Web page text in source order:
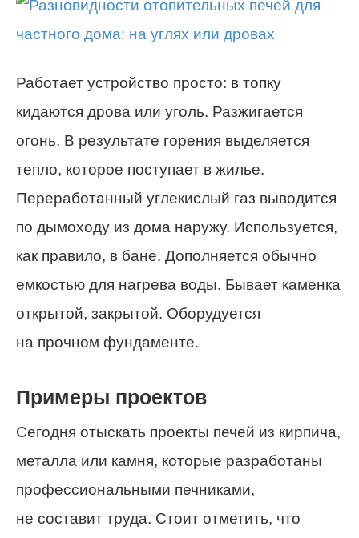
Работает устройство просто: в топку
кидаются дрова или уголь. Разжигается
огонь. В результате горения выделяется
тепло, которое поступает в жилье.
Переработанный углекислый газ выводится
по дымоходу из дома наружу. Используется,
как правило, в бане. Дополняется обычно
емкостью для нагрева воды. Бывает каменка
открытой, закрытой. Оборудуется
на прочном фундаменте.
Примеры проектов
Сегодня отыскать проекты печей из кирпича,
металла или камня, которые разработаны
профессиональными печниками,
не составит труда. Стоит отметить, что